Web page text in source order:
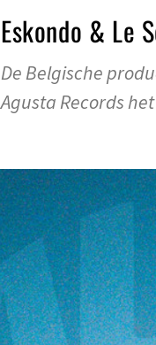
Eskondo & Le
De Belgische
Agusta Records het